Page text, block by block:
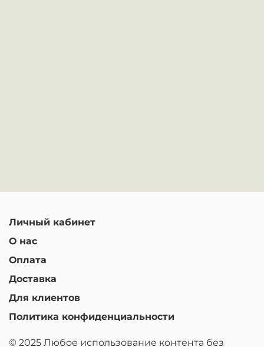
Личный кабинет
О нас
Оплата
Доставка
Для клиентов
Политика конфиденциальности
© 2025 Любое использование контента без